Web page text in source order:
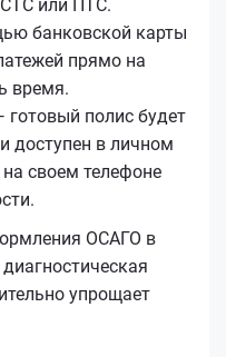
или ПТС.
банковской карты
прямо на
время.
полис будет
доступен в личном
на своем телефоне
ОСАГО в
упрощает